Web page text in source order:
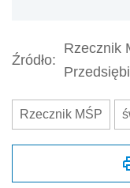
Źródło:
Rzecznik
Rzecznik MŚP